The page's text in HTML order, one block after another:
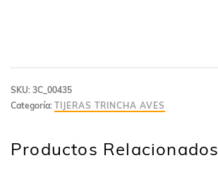
SKU: 3C_00435
Categoría: TIJERAS TRINCHA AVES
Productos Relacionados